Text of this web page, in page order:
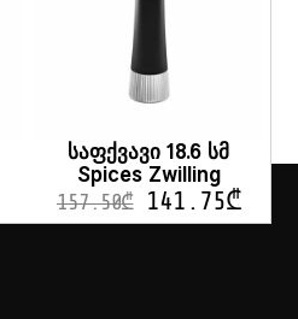
საფქვავი 18.6 სმ
Spices Zwilling
157.50₾ 141.75₾